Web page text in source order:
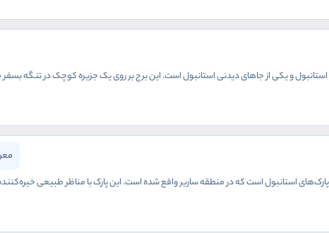
و یکی از جاهای دیدنی استانبول است. این برج بر روی یک جزیره کوچک در تنگه بسفر
پارک‌های استانبول است که در منطقه ساریر واقع شده است. این پارک با مناظر طبیعی